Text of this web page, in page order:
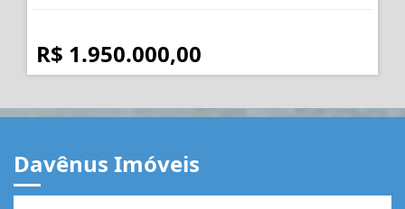
8
R$ 1.950.000,00